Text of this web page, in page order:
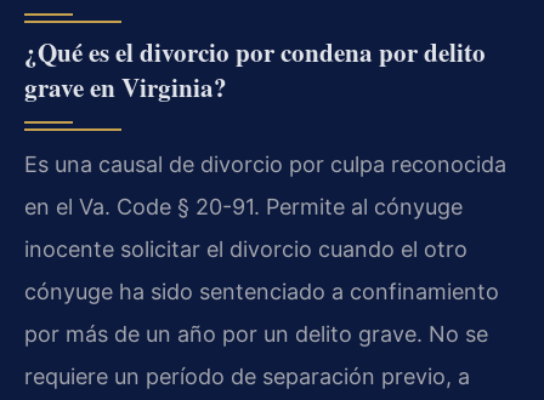
¿Qué es el divorcio por condena por delito
grave en Virginia?
Es una causal de divorcio por culpa reconocida
en el Va. Code § 20-91. Permite al cónyuge
inocente solicitar el divorcio cuando el otro
cónyuge ha sido sentenciado a confinamiento
por más de un año por un delito grave. No se
requiere un período de separación previo, a